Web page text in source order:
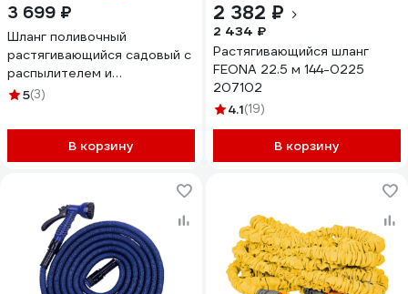
3 699 ₽
Шланг поливочный
растягивающийся садовый с
распылителем и
коннекторами, 25 м. Верхний
ДС.071770
5(3)
В корзину
2 382 ₽
2 434 ₽
Растягивающийся шланг
FEONA 22.5 м 144-0225
207102
4.1(19)
В корзину